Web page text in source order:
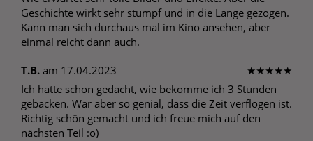
Geschichte wirkt sehr stumpf und in die Länge gezogen.
Kann man sich durchaus mal im Kino ansehen, aber
einmal reicht dann auch.
T.B. am 17.04.2023 ★★★★★
Ich hatte schon gedacht, wie bekomme ich 3 Stunden
gebacken. War aber so genial, dass die Zeit verflogen ist.
Richtig schön gemacht und ich freue mich auf den
nächsten Teil :o)